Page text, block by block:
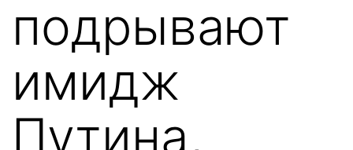
подрывают
имидж
Путина,